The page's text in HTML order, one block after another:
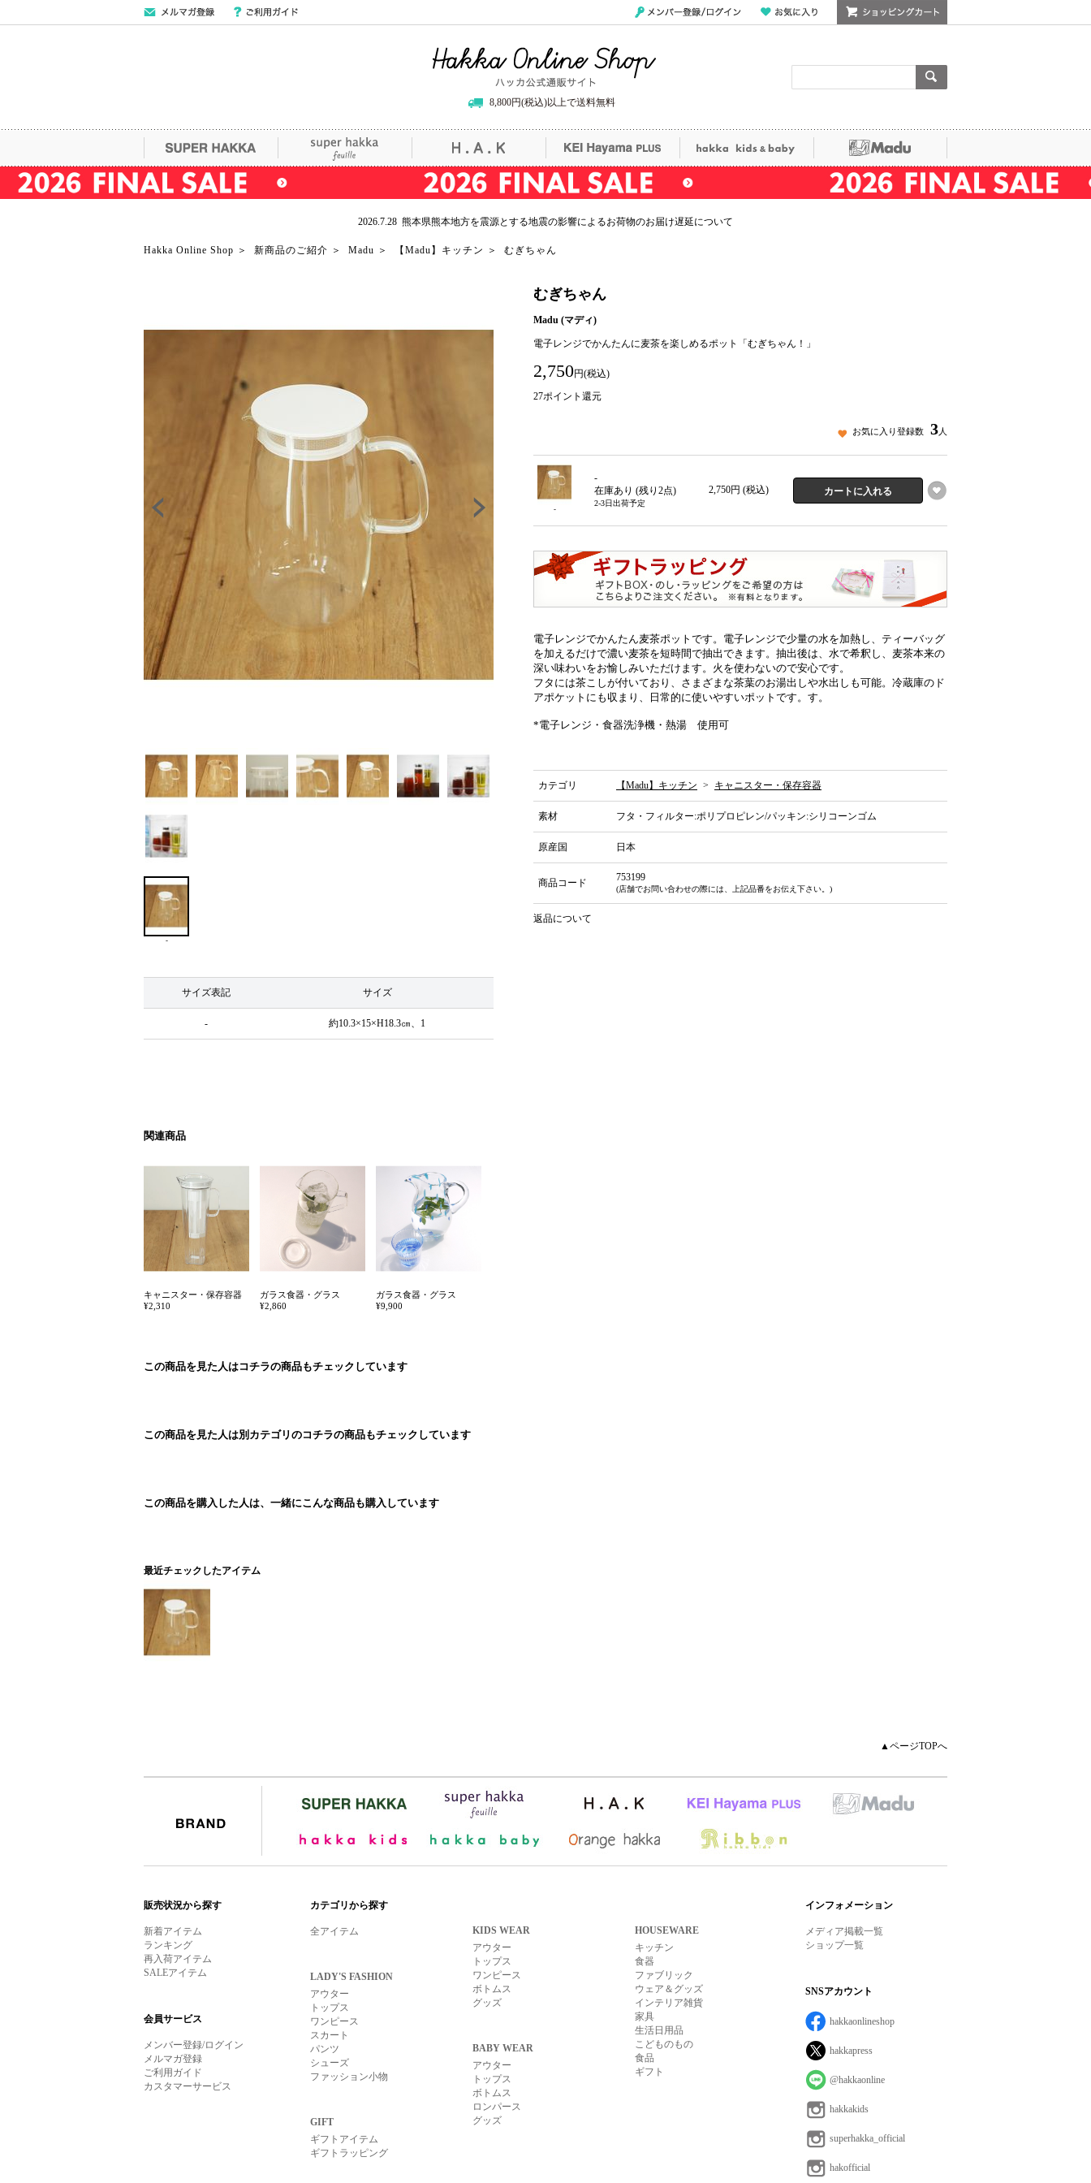
メールマガジン
ご利用ガイド メンバー登録/ログイン お気に入り
8,800円(税込)以上で送料無料
SUPER HAKKA H.A.K KEI Hayama PLUS Madu
2026.7.28 熊本県熊本地方を震源とする地震の影響によるお荷物のお届け遅延について
Hakka Online Shop ＞ 新商品のご紹介 ＞ Madu ＞ 【Madu】キッチン ＞ むぎちゃん
-
サイズ表記 サイズ
- 約10.3×15×H18.3㎝、1
むぎちゃん
Madu (マディ)
電子レンジでかんたんに麦茶を楽しめるポット「むぎちゃん！」
2,750円(税込)
27ポイント還元
お気に入り登録数 3 人
-
-
在庫あり (残り 2点)
2-3日出荷予定
2,750円 (税込)
電子レンジでかんたん麦茶ポットです。電子レンジで少量の水を加熱し、ティーバッグ
を加えるだけで濃い麦茶を短時間で抽出できます。抽出後は、水で希釈し、麦茶本来の
深い味わいをお愉しみいただけます。火を使わないので安心です。
フタには茶こしが付いており、さまざまな茶葉のお湯出しや水出しも可能。冷蔵庫のド
アポケットにも収まり、日常的に使いやすいポットです。す。
*電子レンジ・食器洗浄機・熱湯 使用可
カテゴリ 【Madu】キッチン > キャニスター・保存容器
素材 フタ・フィルター:ポリプロピレン/パッキン:シリコーンゴム
原産国 日本
商品コード 753199
(店舗でお問い合わせの際には、上記品番をお伝え下さい。)
返品について
関連商品
キャニスター・保存容器
¥2,310
ガラス食器・グラス
¥2,860
ガラス食器・グラス
¥9,900
この商品を見た人はコチラの商品もチェックしています
この商品を見た人は別カテゴリのコチラの商品もチェックしています
この商品を購入した人は、一緒にこんな商品も購入しています
最近チェックしたアイテム
▲ページTOPへ
販売状況から探す
新着アイテム
ランキング
再入荷アイテム
SALEアイテム
会員サービス
メンバー登録/ログイン
メルマガ登録
ご利用ガイド
カスタマーサービス
カテゴリから探す
全アイテム
LADY'S FASHION
アウター
トップス
ワンピース
スカート
パンツ
シューズ
ファッション小物
GIFT
ギフトアイテム
ギフトラッピング
KIDS WEAR
アウター
トップス
ワンピース
ボトムス
グッズ
BABY WEAR
アウター
トップス
ボトムス
ロンパース
グッズ
HOUSEWARE
キッチン
食器
ファブリック
ウェア＆グッズ
インテリア雑貨
家具
生活日用品
こどものもの
食品
ギフト
インフォメーション
メディア掲載一覧
ショップ一覧
SNSアカウント
hakkaonlineshop
hakkapress
@hakkaonline
hakkakids
superhakka_official
hakofficial